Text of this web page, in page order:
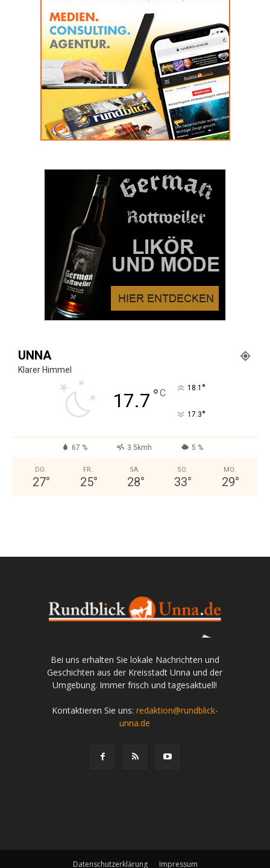
UNNA
Klarer Himmel
17.7 °C 18.1 °
17.3°
67 % 3.5kmh 5 %
DO.
27°
FR.
25°
SA.
28°
SO.
33°
MO.
29°
Bei uns erhalten Sie lokale Nachrichten und
Geschichten aus der Kreisstadt Unna und der
Umgebung. Immer frisch und tagesaktuell!
Kontaktieren Sie uns: redaktion@rundblick-
unna.de
Datenschutzerklärung Impressum